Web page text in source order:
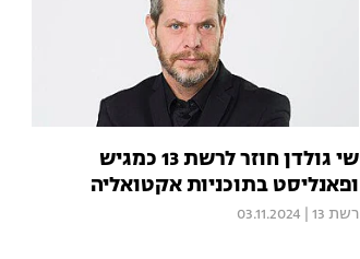
שי גולדן חוזר לרשת 13 כמגיש
ופאנליסט בתוכניות אקטואליה
רשת 13 03.11.2024